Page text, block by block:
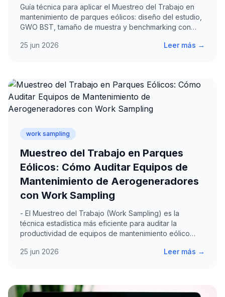
Guía técnica para aplicar el Muestreo del Trabajo en
mantenimiento de parques eólicos: diseño del estudio,
GWO BST, tamaño de muestra y benchmarking con
25 jun 2026
Leer más →
work sampling
Muestreo del Trabajo en Parques
Eólicos: Cómo Auditar Equipos de
Mantenimiento de Aerogeneradores
con Work Sampling
- El Muestreo del Trabajo (Work Sampling) es la
técnica estadística más eficiente para auditar la
productividad de equipos de mantenimiento eólico
25 jun 2026
Leer más →